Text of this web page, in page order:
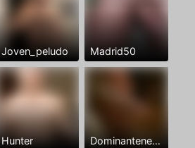
Joven_peludo Madrid50
Hunter Dominantenegro ya